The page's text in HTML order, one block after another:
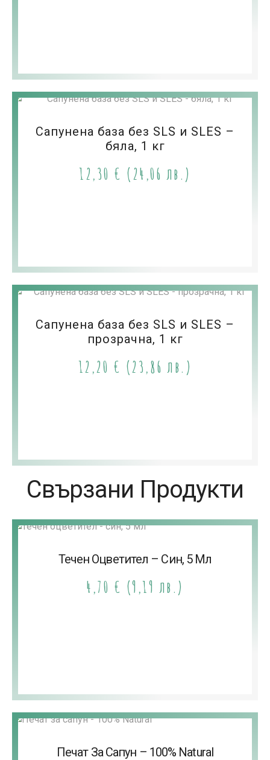
Сапунена база без SLS и SLES –
бяла, 1 кг
12,30 € (24,06 лв.)
Сапунена база без SLS и SLES –
прозрачна, 1 кг
12,20 € (23,86 лв.)
Свързани Продукти
Течен Оцветител – Син, 5 Мл
4,70 € (9,19 лв.)
Печат За Сапун – 100% Natural